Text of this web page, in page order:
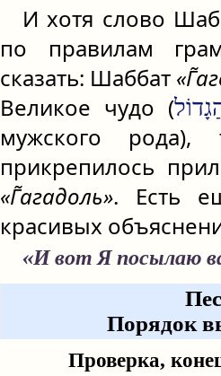
И хотя слово
по правилам
сказать: Шаббат
Великое чудо (
мужского
прикрепилось
«Г̃агадоль». Есть
красивых
«И вот Я посылаю
Порядок
Проверка,